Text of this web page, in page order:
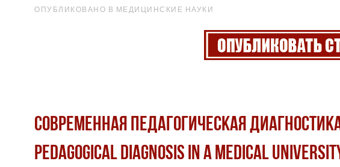
ОПУБЛИКОВАНО В МЕДИЦИНСКИЕ НАУКИ
СОВРЕМЕННАЯ ПЕДАГОГИЧЕСКАЯ
PEDAGOGICAL DIAGNOSIS IN A MEDICAL